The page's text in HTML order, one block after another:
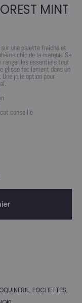
MINT
une palette fraîche et
chic de la marque. Sa
ranger les essentiels tout
glisse facilement dans un
jolie option pour
conseillé
, POCHETTES,